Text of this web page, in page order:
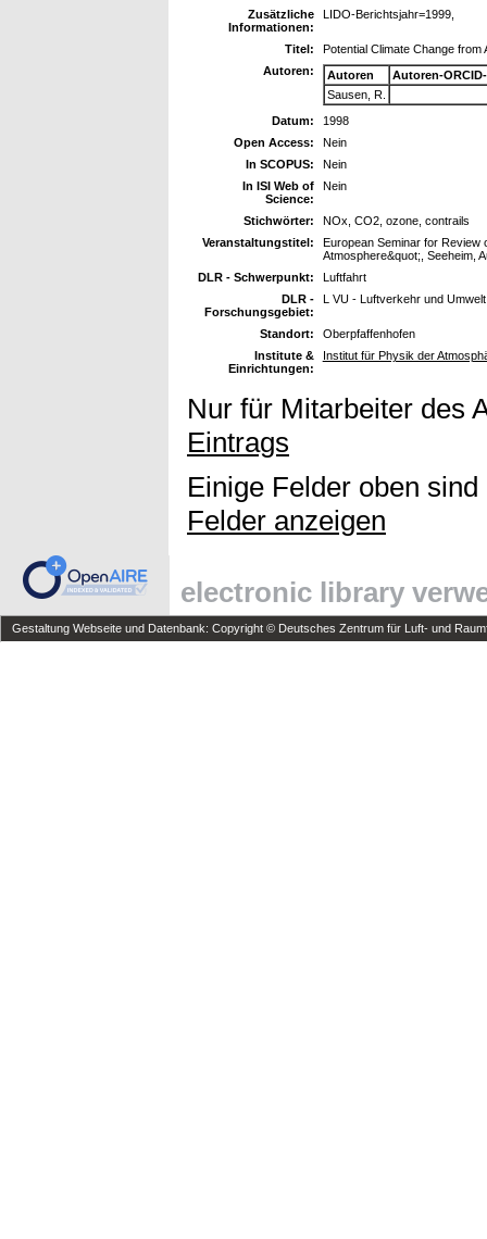
Zusätzliche
Informationen:
LIDO-Berichtsjahr=1999,
Titel:
Potential Climate Change from
Autoren:
Autoren
Autoren-
Sausen, R.
Datum:
1998
Open Access:
Nein
In SCOPUS:
Nein
In ISI Web of
Science:
Nein
Stichwörter:
NOx, CO2, ozone, contrails
Veranstaltungstitel:
European Seminar for Review
Atmosphere&quot;, Seeheim,
DLR - Schwerpunkt:
Luftfahrt
DLR -
Forschungsgebiet:
L VU - Luftverkehr und Umwelt
Standort:
Oberpfaffenhofen
Institute &
Einrichtungen:
Institut für Physik der
Nur für Mitarbeiter des
Eintrags
Einige Felder oben
Felder anzeigen
electronic library
Gestaltung Webseite und Datenbank: Copyright © Deutsches Zentrum für Luft- und